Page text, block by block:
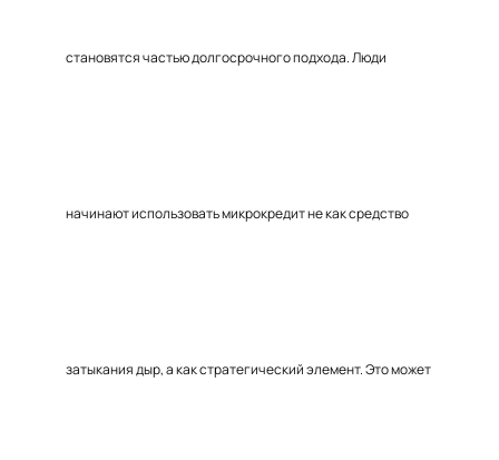
становятся частью долгосрочного подхода. Люди
начинают использовать микрокредит не как средство
затыкания дыр, а как стратегический элемент. Это может